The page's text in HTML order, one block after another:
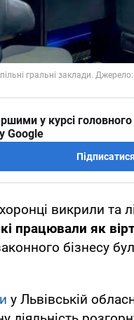
у курсі
Google
Підписатися
викрили та
працювали як
бізнесу
у Львівській